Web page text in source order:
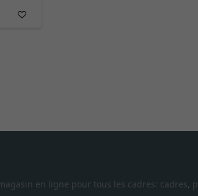
en ligne pour tous les cadres: cadres,